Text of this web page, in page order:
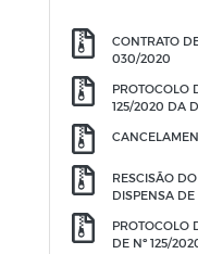
CONTRATO
030/2020
PROTOCOLO
125/2020 DA
RESCISÃO
DISPENSA
PROTOCOLO
DE Nº 125/